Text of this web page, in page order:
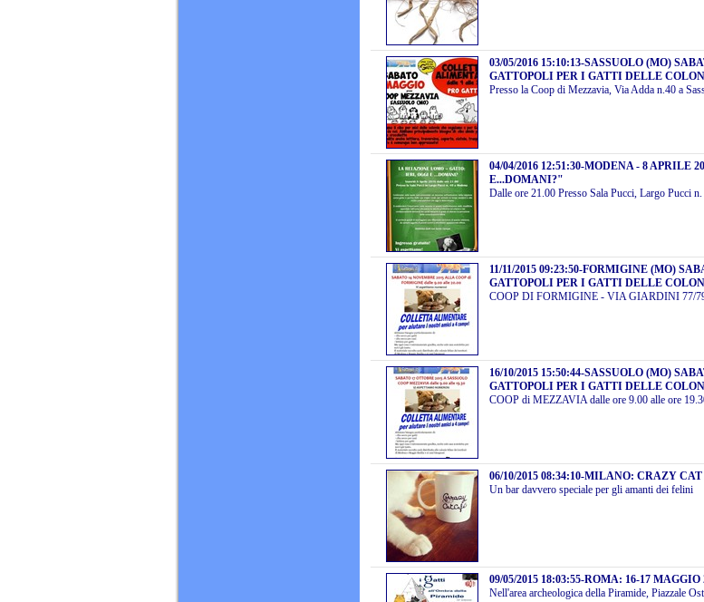
03/05/2016 15:10:13-SASSUOLO (MO)
GATTOPOLI PER I GATTI DELLE
Presso la Coop di Mezzavia, Via Adda n.40 a
04/04/2016 12:51:30-MODENA - 8 APRILE
E...DOMANI?"
Dalle ore 21.00 Presso Sala Pucci, Largo Pucci
11/11/2015 09:23:50-FORMIGINE (MO)
GATTOPOLI PER I GATTI DELLE
COOP DI FORMIGINE - VIA GIARDINI 77/
16/10/2015 15:50:44-SASSUOLO (MO)
GATTOPOLI PER I GATTI DELLE
COOP di MEZZAVIA dalle ore 9.00 alle ore
06/10/2015 08:34:10-MILANO: CRAZY CAT
Un bar davvero speciale per gli amanti dei felini
09/05/2015 18:03:55-ROMA: 16-17
Nell'area archeologica della Piramide, Piazzale